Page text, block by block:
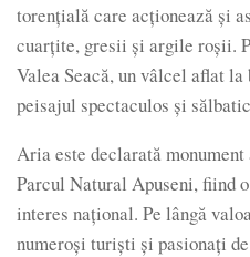
torențială care acționează și
cuarțite, gresii și argile roșii.
Valea Seacă, un vâlcel aflat
peisajul spectaculos și
Aria este declarată
Parcul Natural Apuseni, fiind
interes național. Pe lângă
numeroși turiști și pasionați